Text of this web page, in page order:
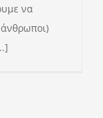
να
άνθρωποι)